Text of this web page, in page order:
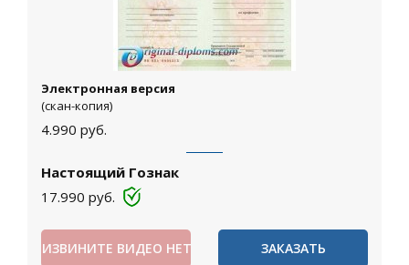
Электронная версия
(скан-копия)
4.990 руб.
Настоящий Гознак
17.990 руб.
ИЗВИНИТЕ ВИДЕО НЕТ ЗАКАЗАТЬ